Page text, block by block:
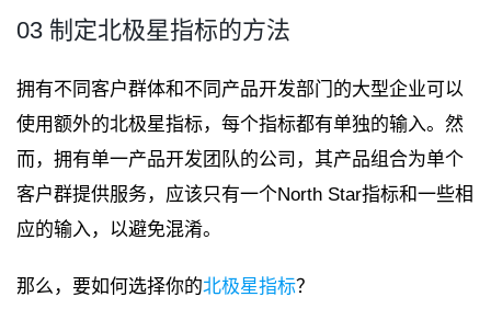
03 制定北极星指标的方法
拥有不同客户群体和不同产品开发部门的大型企业可以
使用额外的北极星指标，每个指标都有单独的输入。然
而，拥有单一产品开发团队的公司，其产品组合为单个
客户群提供服务，应该只有一个North Star指标和一些相
应的输入，以避免混淆。
那么，要如何选择你的北极星指标？